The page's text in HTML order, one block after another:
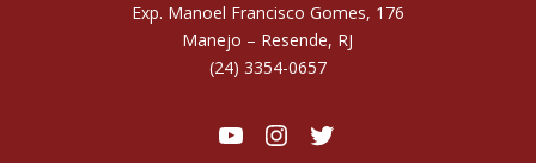
Exp. Manoel Francisco Gomes, 176
Manejo – Resende, RJ
(24) 3354-0657
Youtube
Instagram
Twitter